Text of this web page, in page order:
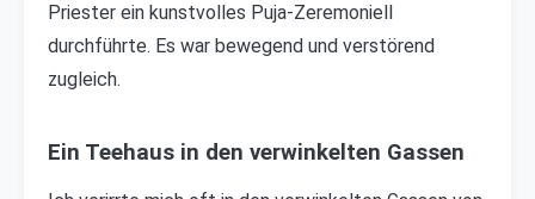
Priester ein kunstvolles Puja-Zeremoniell
durchführte. Es war bewegend und verstörend
zugleich.
Ein Teehaus in den verwinkelten Gassen